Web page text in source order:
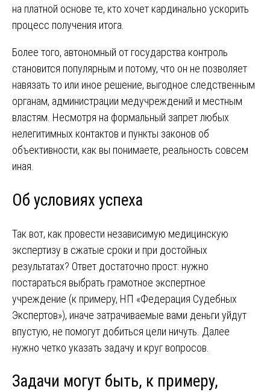
на платной основе те, кто хочет кардинально ускорить
процесс получения итога.
Более того, автономный от государства контроль
становится популярным и потому, что он не позволяет
навязать то или иное решение, выгодное следственным
органам, администрации медучреждений и местным
властям. Несмотря на формальный запрет любых
нелегитимных контактов и пункты законов об
объективности, как вы понимаете, реальность совсем
иная.
Об условиях успеха
Так вот, как провести независимую медицинскую
экспертизу в сжатые сроки и при достойных
результатах? Ответ достаточно прост: нужно
постараться выбрать грамотное экспертное
учреждение (к примеру, НП «Федерация Судебных
Экспертов»), иначе затрачиваемые вами деньги уйдут
впустую, не помогут добиться цели ничуть. Далее
нужно четко указать задачу и круг вопросов.
Задачи могут быть, к примеру,